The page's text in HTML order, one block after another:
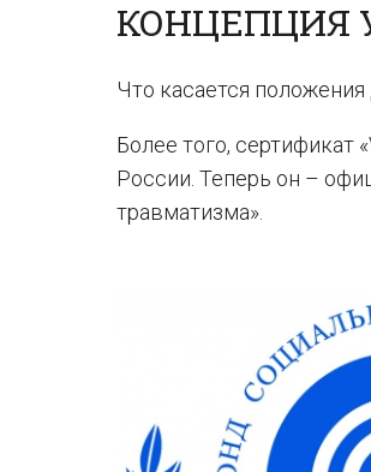
КОНЦЕПЦИЯ
Что касается
Более того, сертификат
России. Теперь он –
травматизма».